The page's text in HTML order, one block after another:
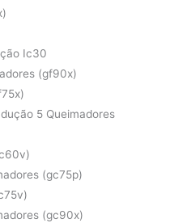
Ic30
(gf90x)
5 Queimadores
(gc75p)
(gc90x)